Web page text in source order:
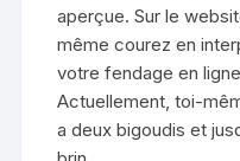
aperçue. Sur le
même courez en
votre fendage en
Actuellement, toi-
a deux bigoudis et